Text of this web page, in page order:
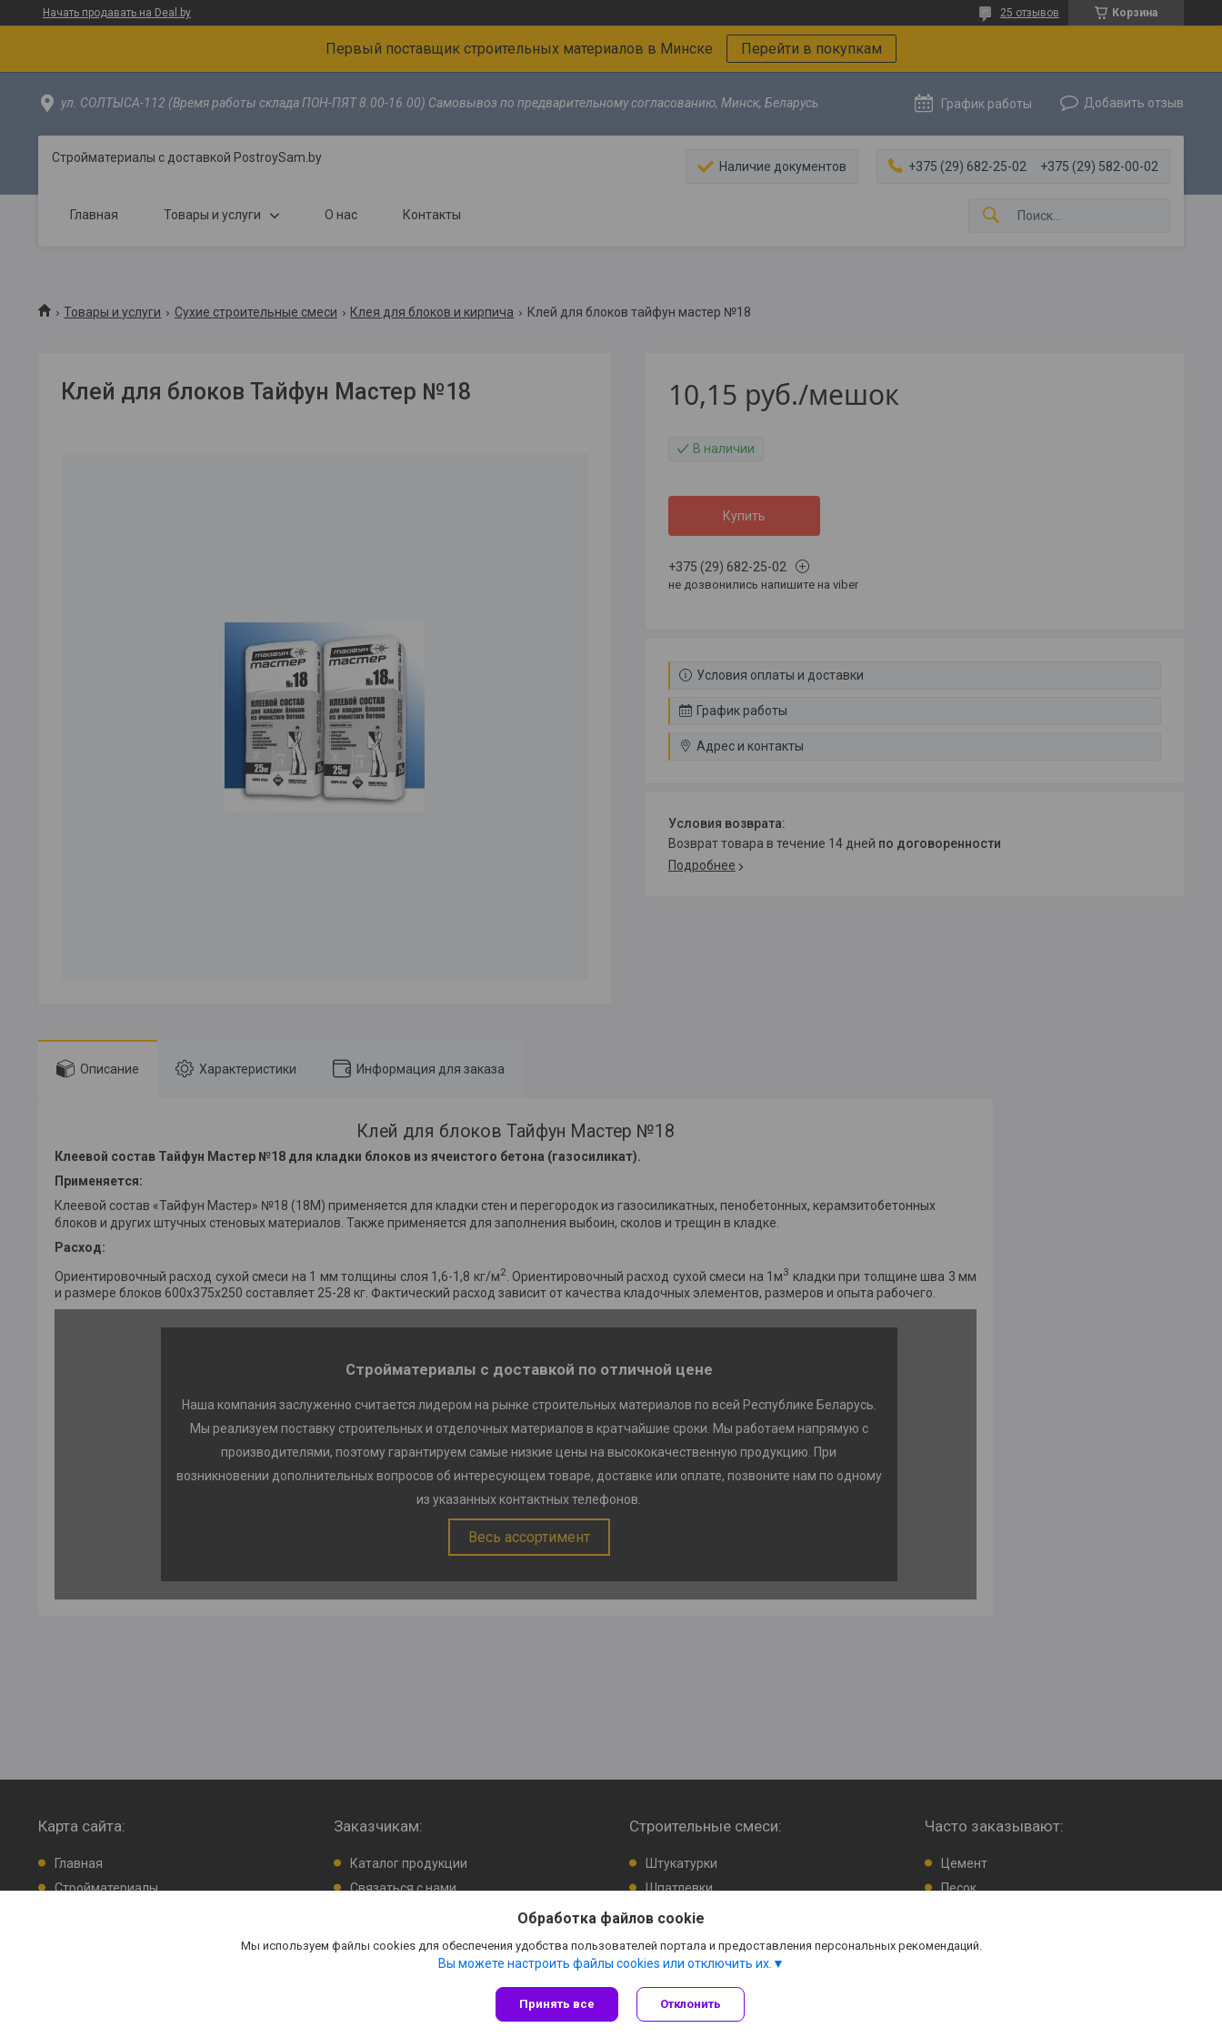
Начать продавать на Deal.by Корзина
25 отзывов
Первый поставщик строительных материалов в Минске Перейти в покупкам
ул. СОЛТЫСА-112 (Время работы склада ПОН-ПЯТ 8.00-16.00) Самовывоз по предварительному согласованию, Минск, Беларусь График работы Добавить отзыв
Стройматериалы с доставкой PostroySam.by
Наличие документов +375 (29) 682-25-02 +375 (29) 582-00-02
Главная Товары и услуги О нас Контакты
Товары и услуги Сухие строительные смеси Клея для блоков и кирпича Клей для блоков тайфун мастер №18
Клей для блоков Тайфун Мастер №18 10,15 руб./мешок
В наличии
Купить
+375 (29) 682-25-02
не дозвонились напишите на viber
Условия оплаты и доставки
График работы
Адрес и контакты
возврат товара в течение 14 дней по договоренности
Подробнее
Описание Характеристики Информация для заказа
Клей для блоков Тайфун Мастер №18
Клеевой состав Тайфун Мастер №18 для кладки блоков из ячеистого бетона (газосиликат).
Применяется:
Клеевой состав «Тайфун Мастер» №18 (18М) применяется для кладки стен и перегородок из газо­си­ликатных, пенобетонных, керамзитобетонных
блоков и других штучных стеновых материалов. Также применяется для запол­нения выбоин, сколов и трещин в кладке.
Расход:
Ориентировочный расход сухой смеси на 1 мм толщины слоя 1,6-1,8 кг/м2. Ориентировочный расход сухой смеси на 1м3 кладки при толщине шва 3 мм
и размере блоков 600x375x250 составляет 25-28 кг. Фактический расход зависит от качества кладочных элементов, размеров и опыта рабочего.
Стройматериалы с доставкой по отличной цене
Наша компания заслуженно считается лидером на рынке строительных материалов по всей Республике Беларусь.
Мы реализуем поставку строительных и отделочных материалов в кратчайшие сроки. Мы работаем напрямую с
производителями, поэтому гарантируем самые низкие цены на высококачественную продукцию. При
возникновении дополнительных вопросов об интересующем товаре, доставке или оплате, позвоните нам по одному
из указанных контактных телефонов.
Весь ассортимент
Карта сайта:
Главная
Стройматериалы
Заказчикам:
Каталог продукции
Связаться с нами
Возврат товаров
Строительные смеси:
Штукатурки
Шпатлевки
Клея и прочее
Часто заказывают:
Цемент
Песок
Сайт создан на платформе Deal.by
Политика обработки файлов cookies
Обработка файлов cookie
Мы используем файлы cookies для обеспечения удобства пользователей портала и предоставления персональных рекомендаций.
Вы можете настроить файлы cookies или отключить их.
Принять все Отклонить